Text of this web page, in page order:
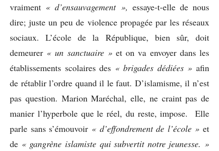
vraiment « d’ensauvagement », essaye-t-elle de nous
dire; juste un peu de violence propagée par les réseaux
sociaux. L’école de la République, bien sûr, doit
demeurer « un sanctuaire »et on va envoyer dans les
établissements scolaires des « brigades dédiées »afin
de rétablir l’ordre quand il le faut. D’islamisme, il n’est
pas question. Marion Maréchal, elle, ne craint pas de
manier l’hyperbole que le réel, du reste, impose. Elle
parle sans s’émouvoir « d’effondrement de l’école » et
de « gangrène islamiste qui subvertit notre jeunesse. »